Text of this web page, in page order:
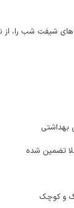
شیفت شب را،
بهداشتی
تضمین شده
و کوچک